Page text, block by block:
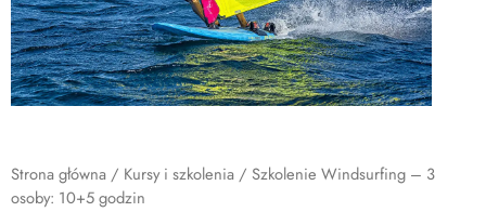
Strona główna / Kursy i szkolenia / Szkolenie Windsurfing – 3
osoby: 10+5 godzin